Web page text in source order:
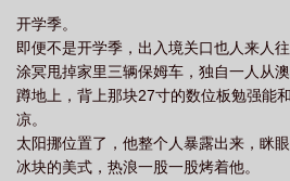
开学季。
即便不是开学季，出入境关口也人来人往
涂冥甩掉家里三辆保姆车，独自一人从
蹲地上，背上那块27寸的数位板勉强能
凉。
太阳挪位置了，他整个人暴露出来，眯
冰块的美式，热浪一股一股烤着他。